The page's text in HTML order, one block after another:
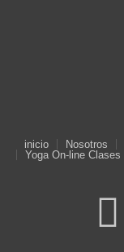
inicio Nosotros
Yoga On-line Clases